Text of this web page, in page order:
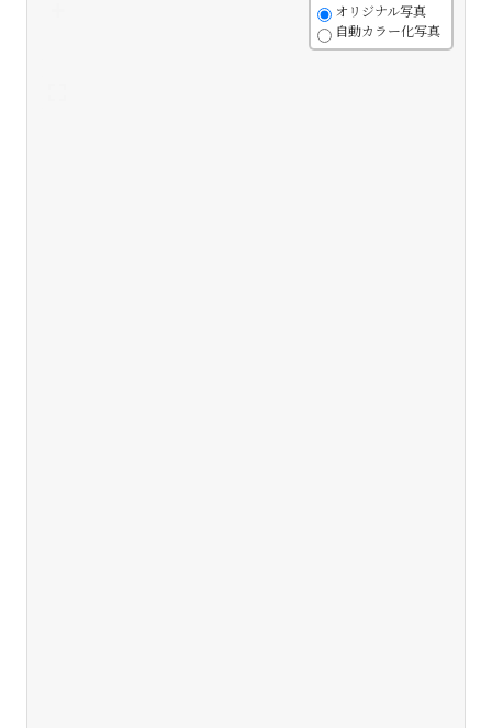
オリジナル写真
自動カラー化写真